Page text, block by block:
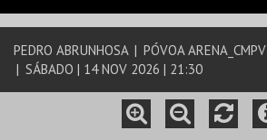
TEATRO & ARTE
MÚSICA & FESTIVAIS
PEDRO ABRUNHOSA | PÓVOA ARENA_CMPV
| SÁBADO | 14 NOV 2026 | 21:30